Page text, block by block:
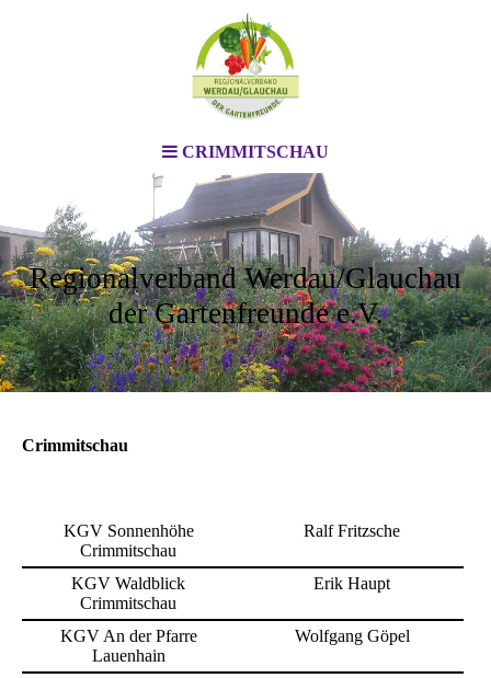
CRIMMITSCHAU
Regionalverband Werdau/Glauchau
der Gartenfreunde e.V.
Crimmitschau
KGV Sonnenhöhe
Crimmitschau
Ralf Fritzsche
KGV Waldblick
Crimmitschau
Erik Haupt
KGV An der Pfarre
Lauenhain
Wolfgang Göpel